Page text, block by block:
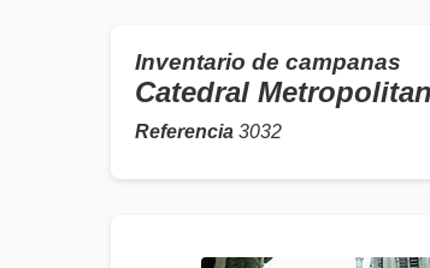
Inventario de campanas
Catedral
Referencia 3032